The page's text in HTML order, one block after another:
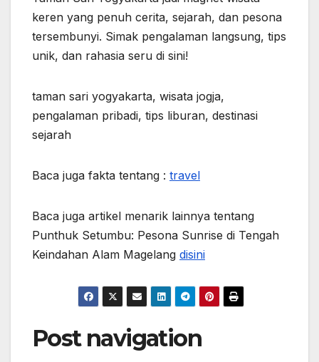
pengalaman pribadi, tips liburan, destinasi
sejarah
Baca juga fakta tentang :travel
Baca juga artikel menarik lainnya tentang
Punthuk Setumbu: Pesona Sunrise di Tengah
Keindahan Alam Magelang
Post navigation
Punthuk Setumbu:
Tengah Keindahan
Alam Magelang
Museum Ullen
Keindahan Budaya